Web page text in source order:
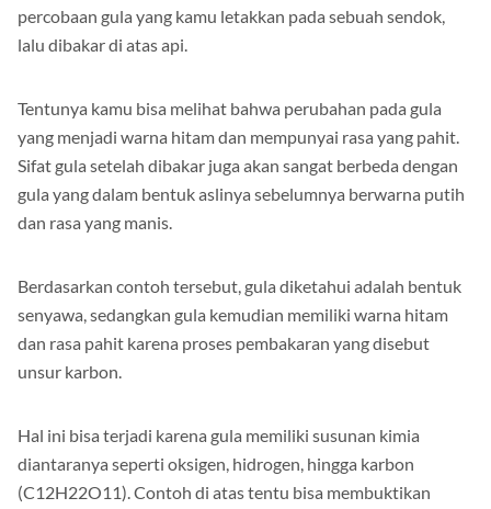
percobaan gula yang kamu letakkan pada sebuah sendok,
lalu dibakar di atas api.
Tentunya kamu bisa melihat bahwa perubahan pada gula
yang menjadi warna hitam dan mempunyai rasa yang pahit.
Sifat gula setelah dibakar juga akan sangat berbeda dengan
gula yang dalam bentuk aslinya sebelumnya berwarna putih
dan rasa yang manis.
Berdasarkan contoh tersebut, gula diketahui adalah bentuk
senyawa, sedangkan gula kemudian memiliki warna hitam
dan rasa pahit karena proses pembakaran yang disebut
unsur karbon.
Hal ini bisa terjadi karena gula memiliki susunan kimia
diantaranya seperti oksigen, hidrogen, hingga karbon
(C12H22O11). Contoh di atas tentu bisa membuktikan